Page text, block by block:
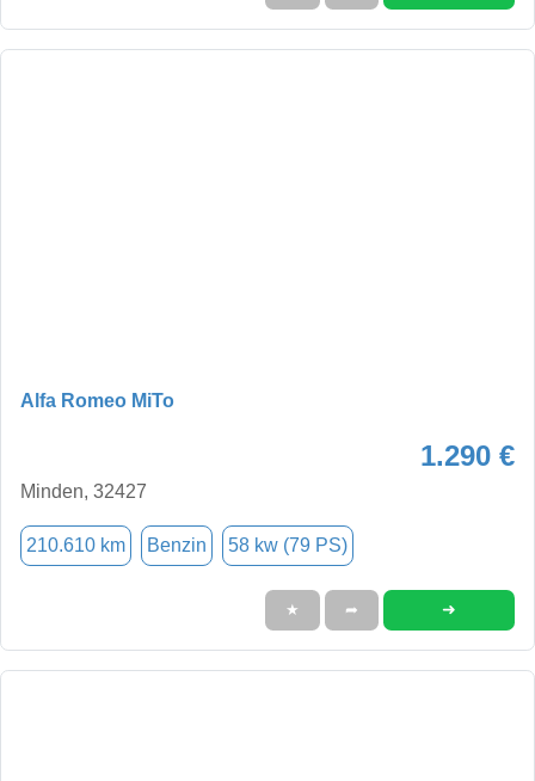
Alfa Romeo MiTo
1.290 €
Minden, 32427
210.610 km Benzin 58 kw (79 PS)
★ ➦ ➜